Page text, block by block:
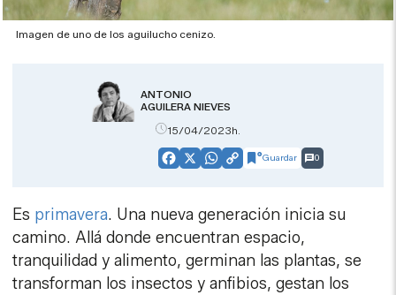
Imagen de uno de los aguilucho cenizo.
ANTONIO
AGUILERA NIEVES
15/04/2023h.
Facebook
X WhatsApp
CopyGuardar 0
Es primavera. Una nueva generación inicia su
camino. Allá donde encuentran espacio,
tranquilidad y alimento, germinan las plantas, se
transforman los insectos y anfibios, gestan los